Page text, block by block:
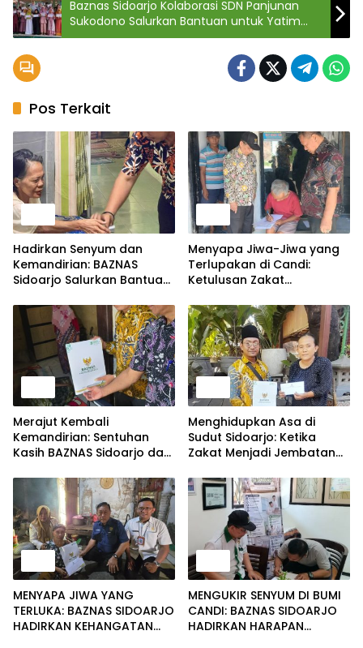
Baznas Sidoarjo Kolaborasi SDN Panjunan
Sukodono Salurkan Bantuan untuk Yatim
Dhuafa dalam Peringatan Isra’ Mi’raj
Pos Terkait
Hadirkan Senyum dan
Kemandirian: BAZNAS
Sidoarjo Salurkan Bantuan
Hidup Warga
Menyapa Jiwa-Jiwa yang
Terlupakan di Candi:
Ketulusan Zakat
Sebatang Kara dan Warga
Sakit Menahun
Merajut Kembali
Kemandirian: Sentuhan
Kasih BAZNAS Sidoarjo dan
Harapan Baru Lewat
Mobilitas yang Merdeka
Menghidupkan Asa di
Sudut Sidoarjo: Ketika
Zakat Menjadi Jembatan
Pemulihan Martabat
Kemanusiaan
MENYAPA JIWA YANG
TERLUKA: BAZNAS SIDOARJO
HADIRKAN KEHANGATAN
MENGUKIR SENYUM DI BUMI
CANDI: BAZNAS SIDOARJO
HADIRKAN HARAPAN